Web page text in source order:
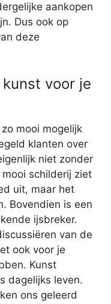
aankopen
Dus ook op
deze
voor je
mooi mogelijk
klanten over
niet zonder
schilderij ziet
uit, maar het
Bovendien is een
ijsbreker.
van de
ook voor je
Kunst
dagelijks leven.
ons geleerd